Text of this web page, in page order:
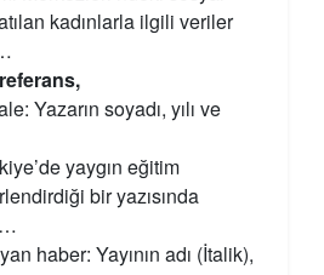
kadınlarla ilgili veriler
Yazarın soyadı, yılı ve
yaygın eğitim
bir yazısında
…
haber: Yayının adı (İtalik),